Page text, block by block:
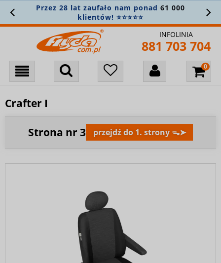
Przez 28 lat zaufało nam ponad 61 000
klientów! ⭐⭐⭐⭐⭐
INFOLINIA
881 703 704
Crafter I
Strona nr 3 przejdź do 1. strony ᯓ➤